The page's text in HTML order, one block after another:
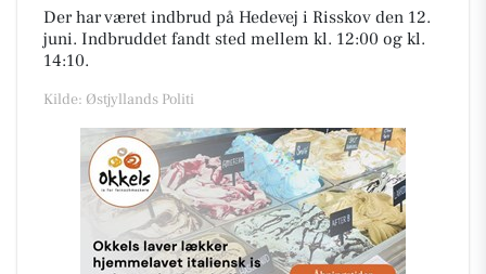
Der har været indbrud på Hedevej i Risskov den 12.
juni. Indbruddet fandt sted mellem kl. 12:00 og kl.
14:10.
Kilde: Østjyllands Politi